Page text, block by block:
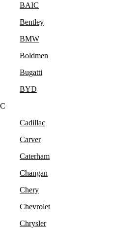
BAIC
Bentley
BMW
Boldmen
Bugatti
BYD
C
Cadillac
Carver
Caterham
Changan
Chery
Chevrolet
Chrysler